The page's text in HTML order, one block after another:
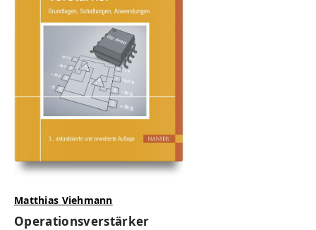
Matthias Viehmann
Operationsverstärker